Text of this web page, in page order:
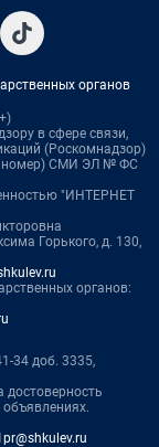
органов
в сфере связи,
(Роскомнадзор)
номер) СМИ ЭЛ № ФС
"ИНТЕРНЕТ
Горького, д. 130,
органов:
34 доб. 3335,
достоверность